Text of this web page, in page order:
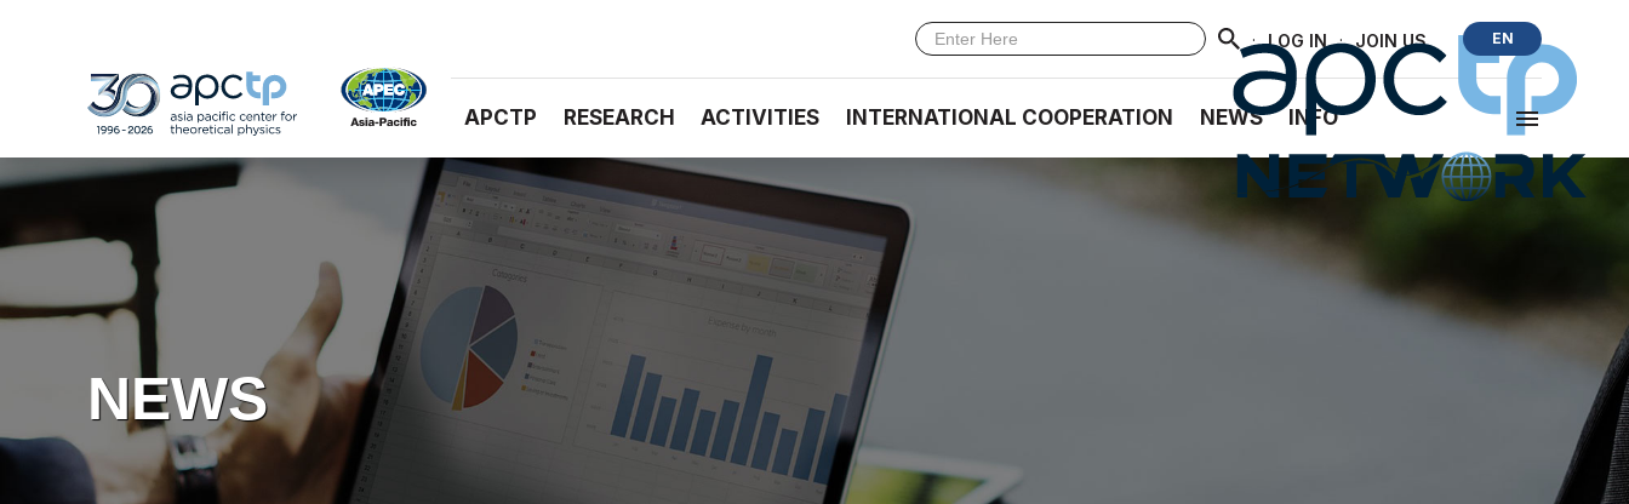
· LOG IN · JOIN US EN
APCTP RESEARCH ACTIVITIES INTERNATIONAL COOPERATION NEWS INFO
NEWS